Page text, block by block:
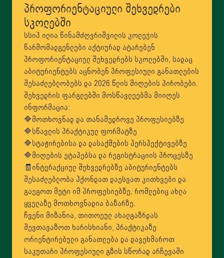
პროფორიენტაციული შეხვედრები
სკოლებში
სსიპ ილია წინამძღვრიშვილის კოლეჯის
წარმომადგენლები აქტიურად ატარებენ
პროფორიენტაციულ შეხვედრებს სკოლებში, სადაც
აბიტურიენტებს აცნობენ პროფესიული განათლების
შესაძლებლობებს და 2026 წლის მიღების პირობები.
შეხვედრის ფარგლებში მოსწავლეებმა მიიღეს
ინფორმაცია:
🔷მოთხოვნად და თანამედროვე პროფესიებზე
🔷სწავლის პრაქტიკულ ფორმატზე
🔷სტაჟირებისა და დასაქმების პერსპექტივებზე
🔷მიღების ეტაპებსა და რეგისტრაციის პროცესზე
🧾ინტერაქციულ შეხვედრებზე აბიტურიენტებს
შესაძლებლობა ჰქონდათ დაესვათ კითხვები და
გაეგოთ მეტი იმ პროფესიებზე, რომლებიც ახლა
ყველაზე მოთხოვნადია ბაზარზე.
ჩვენი მიზანია, თითოეულ ახალგაზრდას
შევთავაზოთ ხარისხიანი, პრაქტიკაზე
ორიენტირებული განათლება და დავეხმაროთ
საკუთარი პროფესიული გზის სწორად არჩევაში